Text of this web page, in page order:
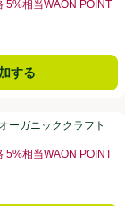
5%相当WAON POINT
税抜表示価格 5%相
する
トコーラ 275ml
ーガニッククラフト
5%相当WAON POINT
税抜表示価格 5%相